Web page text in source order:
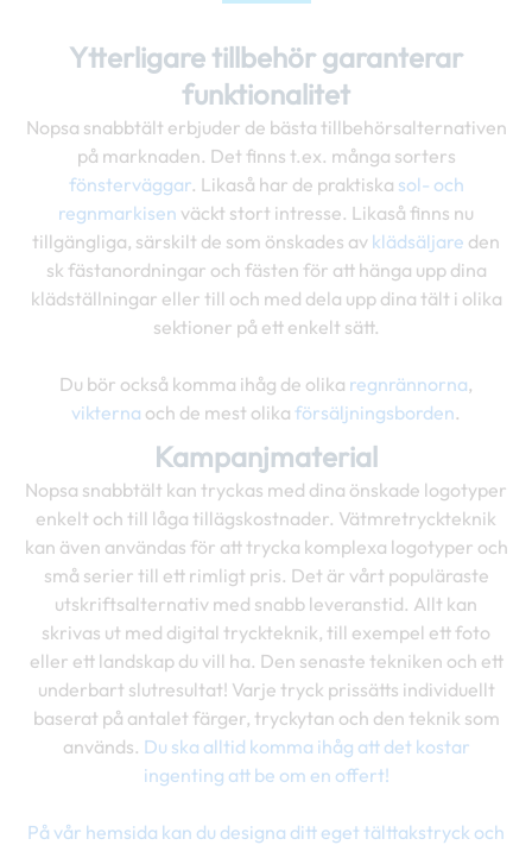
Ytterligare tillbehör garanterar
funktionalitet
Nopsa snabbtält erbjuder de bästa tillbehörsalternativen
på marknaden. Det finns t.ex. många sorters
fönsterväggar. Likaså har de praktiska sol- och
regnmarkisen väckt stort intresse. Likaså finns nu
tillgängliga, särskilt de som önskades av klädsäljare den
sk fästanordningar och fästen för att hänga upp dina
klädställningar eller till och med dela upp dina tält i olika
sektioner på ett enkelt sätt.
Du bör också komma ihåg de olika regnrännorna,
vikterna och de mest olika försäljningsborden.
Kampanjmaterial
Nopsa snabbtält kan tryckas med dina önskade logotyper
enkelt och till låga tillägskostnader. Vätmretryckteknik
kan även användas för att trycka komplexa logotyper och
små serier till ett rimligt pris. Det är vårt populäraste
utskriftsalternativ med snabb leveranstid. Allt kan
skrivas ut med digital tryckteknik, till exempel ett foto
eller ett landskap du vill ha. Den senaste tekniken och ett
underbart slutresultat! Varje tryck prissätts individuellt
baserat på antalet färger, tryckytan och den teknik som
används. Du ska alltid komma ihåg att det kostar
ingenting att be om en offert!
På vår hemsida kan du designa ditt eget tälttakstryck och